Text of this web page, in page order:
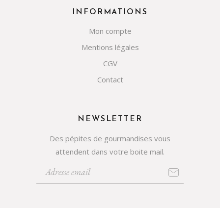
INFORMATIONS
Mon compte
Mentions légales
CGV
Contact
NEWSLETTER
Des pépites de gourmandises vous
attendent dans votre boite mail.